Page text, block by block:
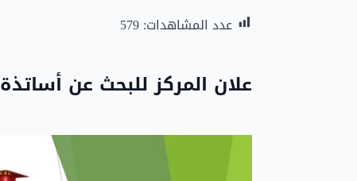
عدد المشاهدات:579
علان المركز للبحث عن أساتذة